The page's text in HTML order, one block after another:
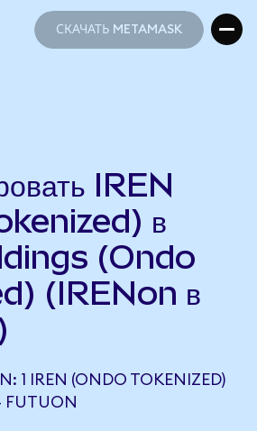
СКАЧАТЬ METAMASK
IREN
в
(Ondo
(IRENon в
1 IREN (ONDO TOKENIZED)